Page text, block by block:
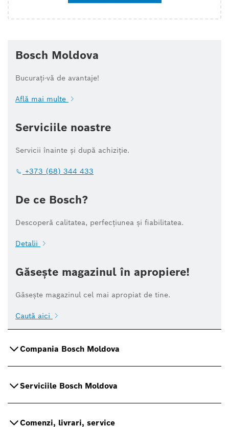
Bosch Moldova
Bucurați-vă de avantaje!
Află mai multe
Serviciile noastre
Servicii înainte și după achiziție.
+373 (68) 344 433
De ce Bosch?
Descoperă calitatea, perfecțiunea și fiabilitatea.
Detalii
Găsește magazinul în apropiere!
Găsește magazinul cel mai apropiat de tine.
Caută aici
Compania Bosch Moldova
Serviciile Bosch Moldova
Comenzi, livrari, service